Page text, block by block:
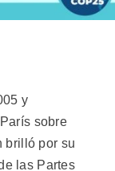
y
sobre
brilló por su
las Partes